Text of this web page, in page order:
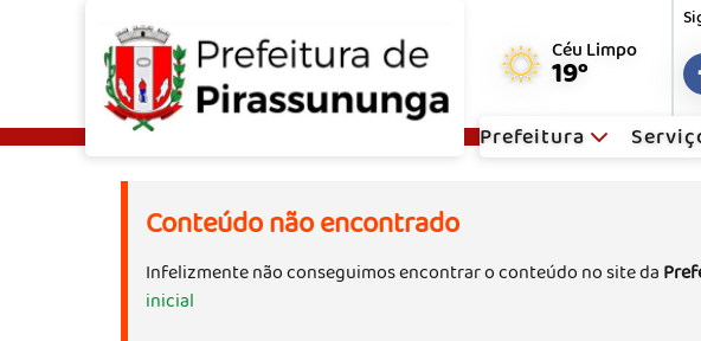
Céu Limpo
19°
Prefeitura
Conteúdo não encontrado
Infelizmente não conseguimos encontrar o conteúdo no site da
inicial